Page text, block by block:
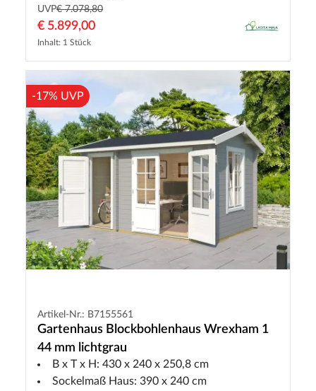
UVP€ 7.078,80
€ 5.899,00
Inhalt: 1 Stück
-17% UVP
Artikel-Nr.: B7155561
Gartenhaus Blockbohlenhaus Wrexham 1
44 mm lichtgrau
B x T x H: 430 x 240 x 250,8 cm
Sockelmaß Haus: 390 x 240 cm